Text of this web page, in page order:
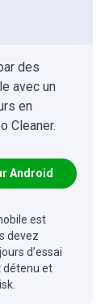
des
avec un
en
Cleaner.
Android
est
devez
d’essai
détenu et